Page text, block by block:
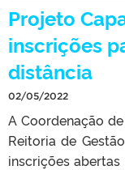
Projeto
inscrições
distância
02/05/2022
A Coordenação
Reitoria de
inscrições